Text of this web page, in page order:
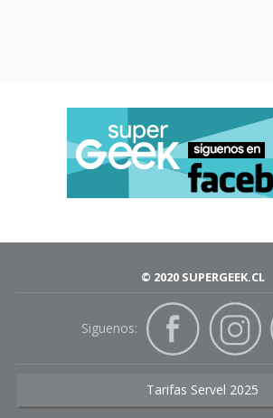
© 2020 SUPERGEEK.CL
Siguenos:
Tarifas Servel 2025